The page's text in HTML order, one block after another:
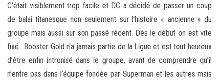
C’était visiblement trop facile et DC a décidé de passer un coup
de balai titanesque non seulement sur l’histoire « ancienne » du
groupe mais aussi sur son passé récent. Dès le début on est vite
fixé : Booster Gold n’a jamais partie de la Ligue et est tout heureux
d’être enfin intronisé dans le groupe, avant de comprendre qu’il
n’entre pas dans l’équipe fondée par Superman et les autres mais